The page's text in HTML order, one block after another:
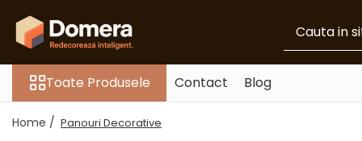
Toate Produsele
Parchet
Parchet SPC
Toate Produsele Contact Blog
Home / Panouri Decorative